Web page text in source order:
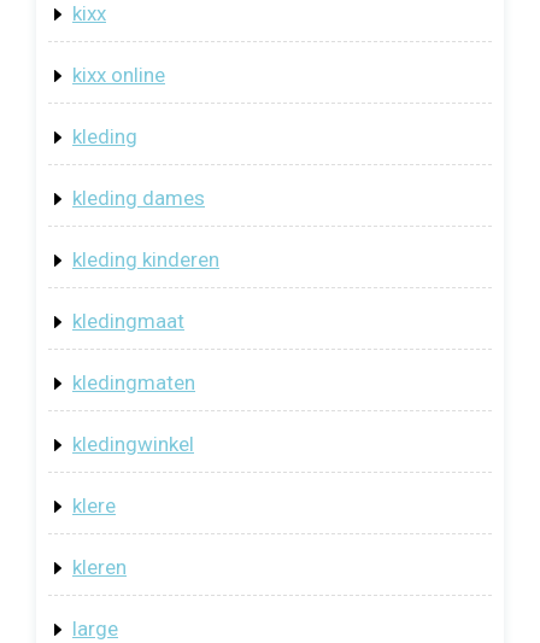
kixx
kixx online
kleding
kleding dames
kleding kinderen
kledingmaat
kledingmaten
kledingwinkel
klere
kleren
large